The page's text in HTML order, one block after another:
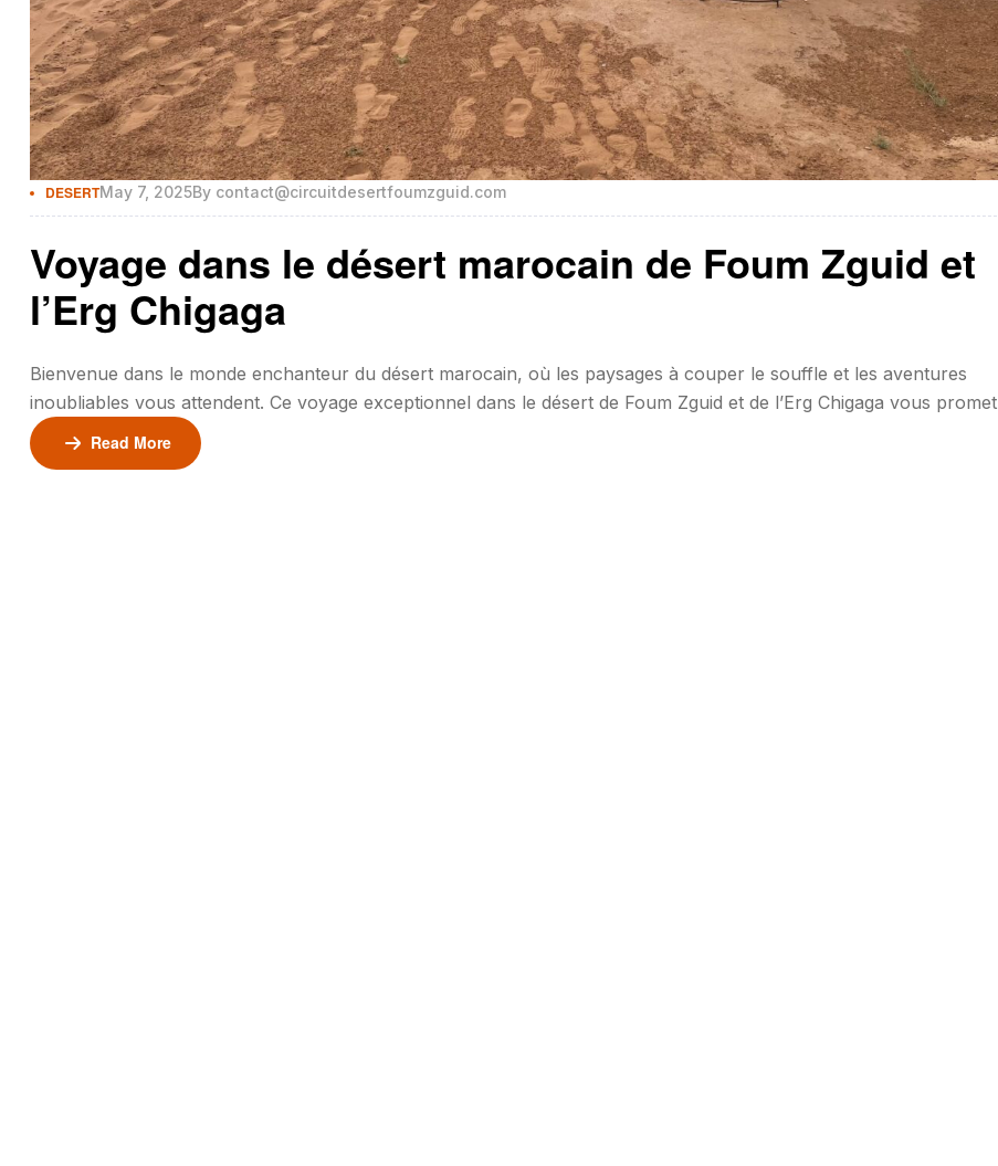
DESERTMay 7, 2025By contact@circuitdesertfoumzguid.com
Voyage dans le désert marocain de Foum Zguid et
l’Erg Chigaga
Bienvenue dans le monde enchanteur du désert marocain, où les paysages à couper le souffle et les aventures
inoubliables vous attendent. Ce voyage exceptionnel dans le désert de Foum Zguid et de l’Erg Chigaga vous promet
des moments uniques sous le soleil saharien. Vous pouvez participer à une randonnée de 4 pour explorer les
merveilles […]
Read More